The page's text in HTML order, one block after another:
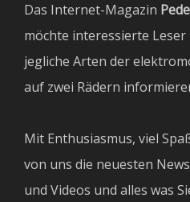
Das Internet-Magazin
möchte interessierte
jegliche Arten der
auf zwei Rädern
Mit Enthusiasmus, viel
von uns die neuesten
und Videos und alles was